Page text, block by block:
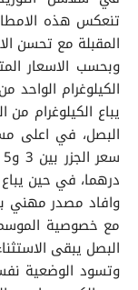
تنعكس هذه
المقبلة مع تحسن
وبحسب الاسعار
درهما، في حين يباع الخيار
وافاد مصدر مهني
مع خصوصية الموسم
البصل يبقى
وتسود الوضعية